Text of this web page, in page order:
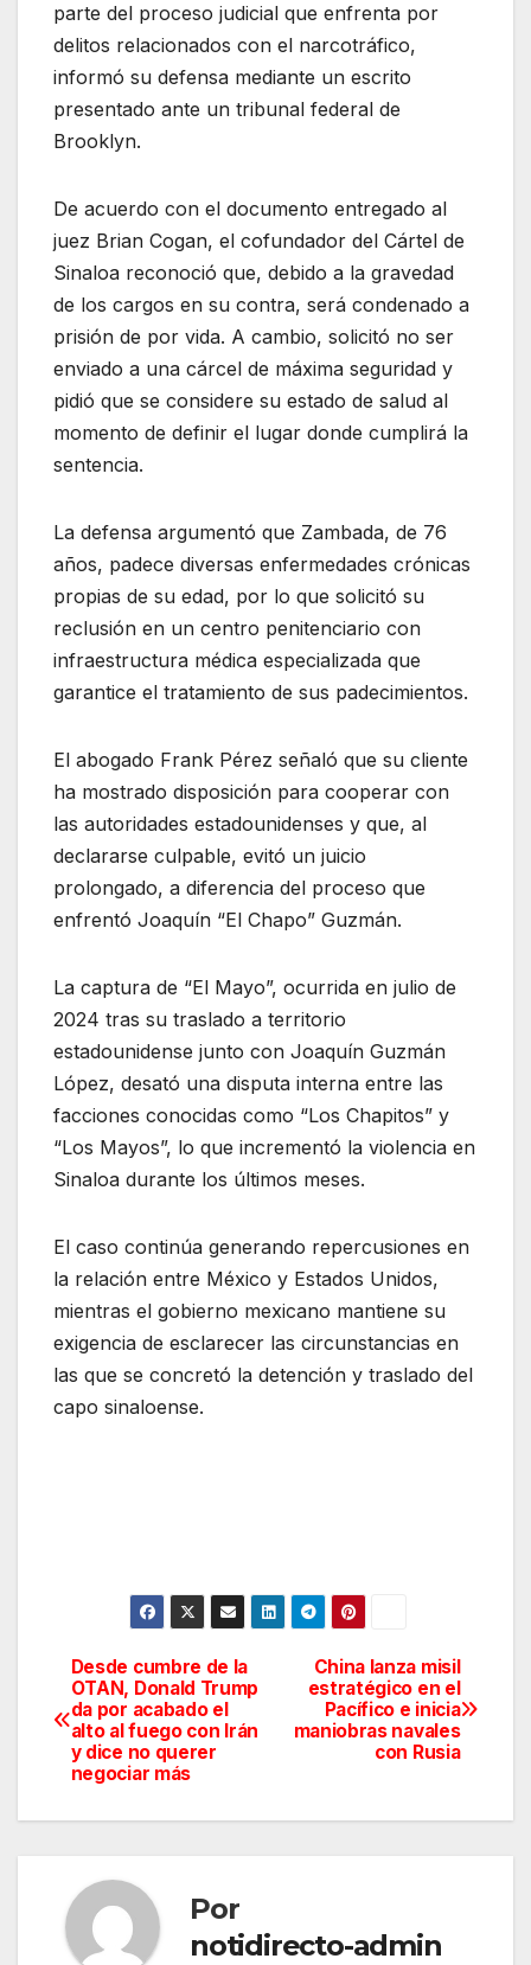
parte del proceso judicial que enfrenta por
delitos relacionados con el narcotráfico,
informó su defensa mediante un escrito
presentado ante un tribunal federal de
Brooklyn.
De acuerdo con el documento entregado al
juez Brian Cogan, el cofundador del Cártel de
Sinaloa reconoció que, debido a la gravedad
de los cargos en su contra, será condenado a
prisión de por vida. A cambio, solicitó no ser
enviado a una cárcel de máxima seguridad y
pidió que se considere su estado de salud al
momento de definir el lugar donde cumplirá la
sentencia.
La defensa argumentó que Zambada, de 76
años, padece diversas enfermedades crónicas
propias de su edad, por lo que solicitó su
reclusión en un centro penitenciario con
infraestructura médica especializada que
garantice el tratamiento de sus padecimientos.
El abogado Frank Pérez señaló que su cliente
ha mostrado disposición para cooperar con
las autoridades estadounidenses y que, al
declararse culpable, evitó un juicio
prolongado, a diferencia del proceso que
enfrentó Joaquín “El Chapo” Guzmán.
La captura de “El Mayo”, ocurrida en julio de
2024 tras su traslado a territorio
estadounidense junto con Joaquín Guzmán
López, desató una disputa interna entre las
facciones conocidas como “Los Chapitos” y
“Los Mayos”, lo que incrementó la violencia en
Sinaloa durante los últimos meses.
El caso continúa generando repercusiones en
la relación entre México y Estados Unidos,
mientras el gobierno mexicano mantiene su
exigencia de esclarecer las circunstancias en
las que se concretó la detención y traslado del
capo sinaloense.
Navegación
de
entradas
China lanza misil
estratégico en el
Pacífico e inicia
maniobras navales
con Rusia
Desde cumbre de la
OTAN, Donald Trump
da por acabado el
alto al fuego con Irán
y dice no querer
negociar más
Por
notidirecto-admin